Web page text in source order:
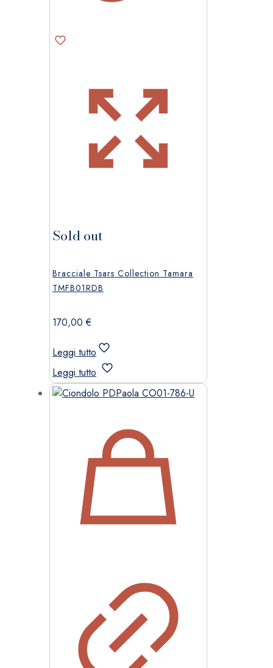
Sold out
Bracciale Tsars Collection Tamara
TMFB01RDB
170,00€
Leggi tutto
Leggi tutto